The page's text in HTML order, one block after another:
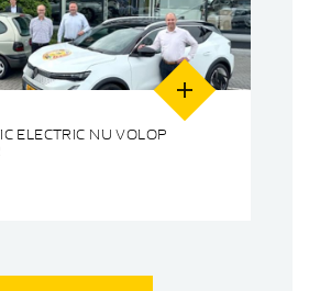
ELECTRIC NU VOLOP